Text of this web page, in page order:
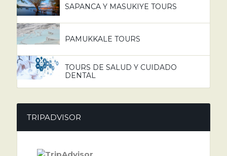
SAPANCA Y MASUKIYE TOURS
PAMUKKALE TOURS
TOURS DE SALUD Y CUIDADO
DENTAL
TRIPADVISOR